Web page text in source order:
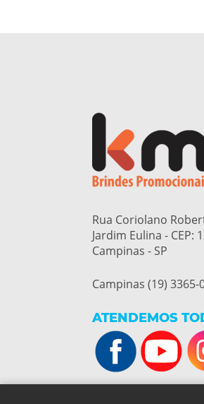
Rua Coriolano
Jardim Eulina - CEP:
Campinas - SP
Campinas (19)
ATENDEMOS